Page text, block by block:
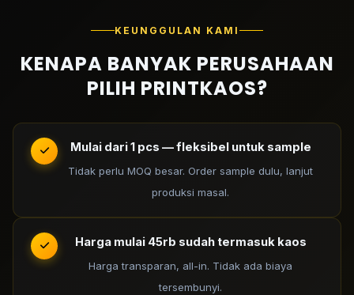
KEUNGGULAN KAMI
KENAPA BANYAK PERUSAHAAN
PILIH PRINTKAOS?
Mulai dari 1 pcs — fleksibel untuk sample
Tidak perlu MOQ besar. Order sample dulu, lanjut
produksi masal.
Harga mulai 45rb sudah termasuk kaos
Harga transparan, all-in. Tidak ada biaya
tersembunyi.